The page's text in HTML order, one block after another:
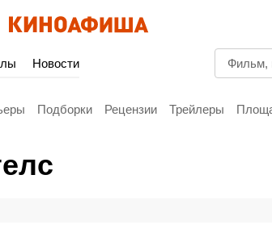
Новости
Подборки Рецензии Трейлеры